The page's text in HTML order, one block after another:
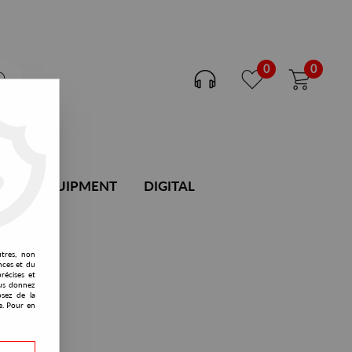
0 0
DJ EQUIPMENT DIGITAL
non
et du
et
donnez
de la
Pour en